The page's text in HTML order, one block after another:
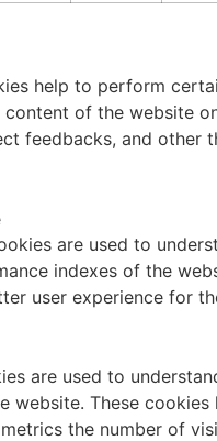
help to perform
content of the website
feedbacks, and other
are used to
indexes of the
user experience for
are used to
website. These cookies
the number of